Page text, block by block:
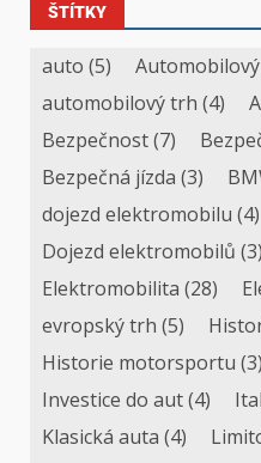
ŠTÍTKY
auto (5)
automobilový trh (4)
Bezpečnost(7)
Bezpečná jízda (3)
dojezd elektromobilu (4)
Dojezd elektromobilů (3)
Elektromobilita (28)
evropský trh (5)
Historie motorsportu (3)
Investice do aut(4)
Klasická auta (4)